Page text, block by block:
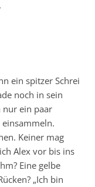
ein spitzer Schrei
noch in sein
nur ein paar
Keiner mag
Alex vor bis ins
Eine gelbe
„Ich bin